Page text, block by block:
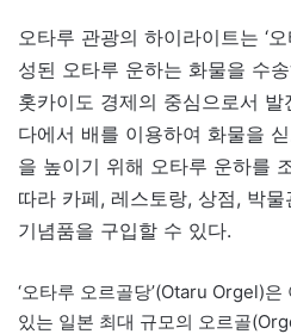
오타루 관광의 하이라이트는 ‘
성된 오타루 운하는 화물을 수
홋카이도 경제의 중심으로서
다에서 배를 이용하여 화물을
을 높이기 위해 오타루 운하를
따라 카페, 레스토랑, 상점, 박
기념품을 구입할 수 있다.
‘오타루 오르골당’(Otaru Orgel)
있는 일본 최대 규모의 오르골